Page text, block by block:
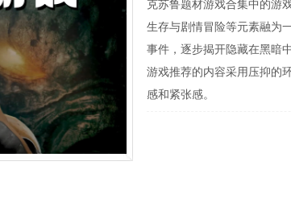
克苏鲁题材游戏合集中的游
生存与剧情冒险等元素融为
事件，逐步揭开隐藏在黑暗
游戏推荐的内容采用压抑的
感和紧张感。